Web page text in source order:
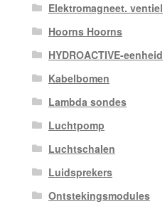
Elektromagneet. ventiel
Hoorns Hoorns
HYDROACTIVE-eenheid
Kabelbomen
Lambda sondes
Luchtpomp
Luchtschalen
Luidsprekers
Ontstekingsmodules